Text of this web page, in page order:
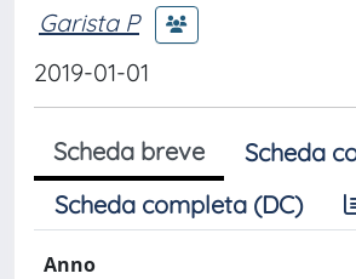
Garista P
2019-01-01
Scheda breve
Scheda
Scheda completa (DC)
Anno